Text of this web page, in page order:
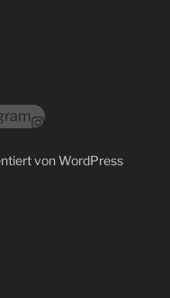
von WordPress